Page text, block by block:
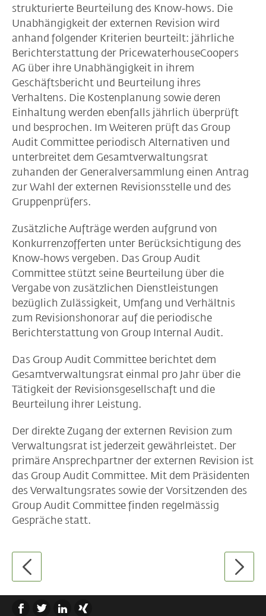
strukturierte Beurteilung des Know-hows. Die
Unabhängigkeit der externen Revision wird
anhand folgender Kriterien beurteilt: jährliche
Berichterstattung der PricewaterhouseCoopers
AG über ihre Unabhängigkeit in ihrem
Geschäftsbericht und Beurteilung ihres
Verhaltens. Die Kostenplanung sowie deren
Einhaltung werden ebenfalls jährlich überprüft
und besprochen. Im Weiteren prüft das Group
Audit Committee periodisch Alternativen und
unterbreitet dem Gesamtverwaltungsrat
zuhanden der Generalversammlung einen Antrag
zur Wahl der externen Revisionsstelle und des
Gruppenprüfers.
Zusätzliche Aufträge werden aufgrund von
Konkurrenzofferten unter Berücksichtigung des
Know-hows vergeben. Das Group Audit
Committee stützt seine Beurteilung über die
Vergabe von zusätzlichen Dienstleistungen
bezüglich Zulässigkeit, Umfang und Verhältnis
zum Revisionshonorar auf die periodische
Berichterstattung von Group Internal Audit.
Das Group Audit Committee berichtet dem
Gesamtverwaltungsrat einmal pro Jahr über die
Tätigkeit der Revisionsgesellschaft und die
Beurteilung ihrer Leistung.
Der direkte Zugang der externen Revision zum
Verwaltungsrat ist jederzeit gewährleistet. Der
primäre Ansprechpartner der externen Revision ist
das Group Audit Committee. Mit dem Präsidenten
des Verwaltungsrates sowie der Vorsitzenden des
Group Audit Committee finden regelmässig
Gespräche statt.